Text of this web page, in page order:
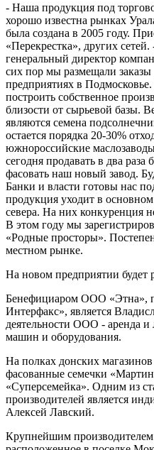
- Наша продукция под
хорошо известна рынках
была создана в 2005 году.
«Перекрестка», других
генеральный директор
сих пор мы размещали
предприятиях в Подмосковье.
построить собственное
близости от сырьевой базы.
являются семена
остается порядка 20-30%
южнороссийские
сегодня продавать в два
фасовать наш новый завод.
Банки и власти готовы нас
продукция уходит в
севера. На них конкуренция
В этом году мы
«Родные просторы».
местном рынке.
На новом предприятии будет
Бенефициаром ООО
Интерфакс», является
деятельности ООО - аренда и
машин и оборудования.
На полках донских
фасованные семечки
«Суперсемейка». Одним из
производителей является
Алексей Лавский.
Крупнейшим производителем